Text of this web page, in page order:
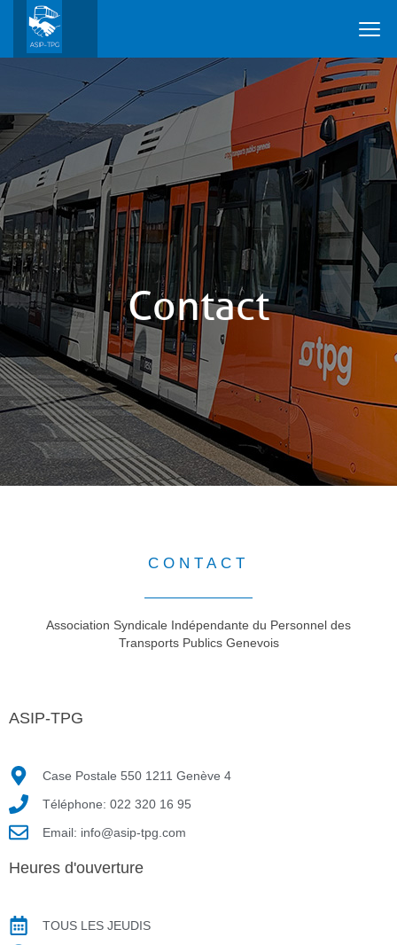
Contact
CONTACT
Association Syndicale Indépendante du Personnel des
Transports Publics Genevois
ASIP-TPG
Case Postale 550 1211 Genève 4
Téléphone: 022 320 16 95
Email: info@asip-tpg.com
Heures d'ouverture
TOUS LES JEUDIS